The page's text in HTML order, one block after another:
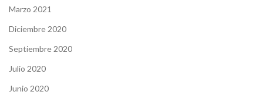
Marzo 2021
Diciembre 2020
Septiembre 2020
Julio 2020
Junio 2020